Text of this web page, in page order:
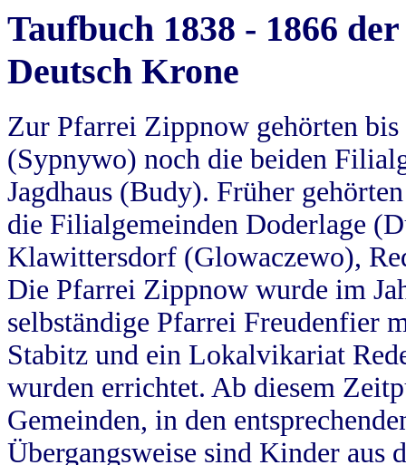
Taufbuch 1838 - 1866
Deutsch Krone
Zur Pfarrei Zippnow gehörten
(Sypnywo) noch die beiden
Jagdhaus (Budy). Früher
die Filialgemeinden Doderlage
Klawittersdorf (Glowaczewo),
Die Pfarrei Zippnow wurde im
selbständige Pfarrei Freudenfier
Stabitz und ein Lokalvikariat
wurden errichtet. Ab diesem
Gemeinden, in den
Übergangsweise sind Kinder aus